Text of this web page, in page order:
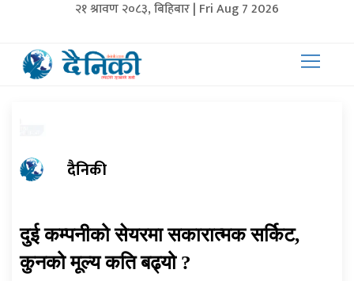
२१ श्रावण २०८३, बिहिबार | Fri Aug 7 2026
दैनिकी
दुई कम्पनीको सेयरमा सकारात्मक सर्किट,
कुनको मूल्य कति बढ्यो ?